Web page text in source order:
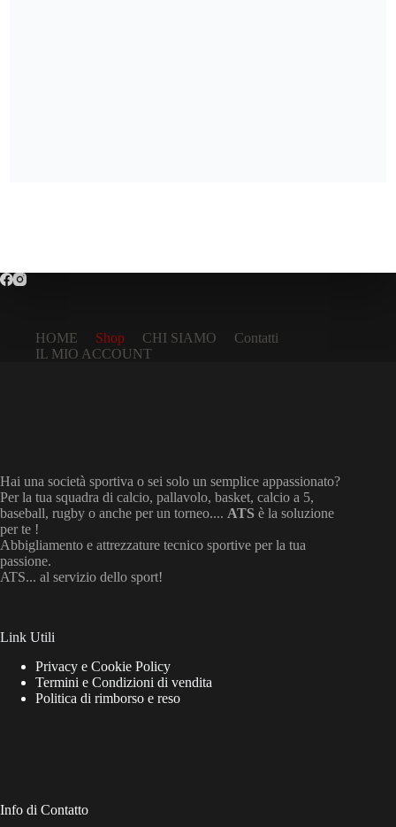
HOME Shop CHI SIAMO
Contatti
IL MIO ACCOUNT
Hai una società sportiva o sei solo un semplice appassionato?
Per la tua squadra di calcio, pallavolo, basket, calcio a 5,
baseball, rugby o anche per un torneo.... ATS è la soluzione
per te !
Abbigliamento e attrezzature tecnico sportive per la tua
passione.
ATS... al servizio dello sport!
Link Utili
Privacy e Cookie Policy
Termini e Condizioni di vendita
Politica di rimborso e reso
Info di Contatto